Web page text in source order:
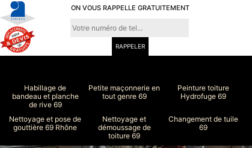
ON VOUS RAPPELLE GRATUITEMENT
Habillage de
bandeau et planche
de rive 69
Petite maçonnerie en
tout genre 69
Peinture toiture
Hydrofuge 69
Nettoyage et pose de
gouttière 69 Rhône
Nettoyage et
démoussage de
toiture 69
Changement de tuile
69